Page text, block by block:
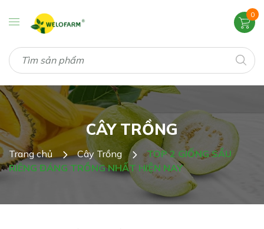
0
CÂY TRỒNG
Trang chủ Cây Trồng
TOP 2 GIỐNG SẦU
RIÊNG ĐÁNG TRỒNG NHẤT HIỆN NAY